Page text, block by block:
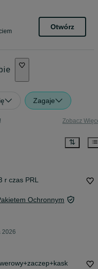
Otwórz
Zagaje
Zobacz
r czas PRL
Ochronnym
2026